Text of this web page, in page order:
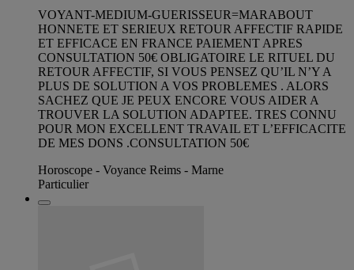
VOYANT-MEDIUM-GUERISSEUR=MARABOUT
HONNETE ET SERIEUX RETOUR AFFECTIF RAPIDE
ET EFFICACE EN FRANCE PAIEMENT APRES
CONSULTATION 50€ OBLIGATOIRE LE RITUEL DU
RETOUR AFFECTIF, SI VOUS PENSEZ QU’IL N’Y A
PLUS DE SOLUTION A VOS PROBLEMES . ALORS
SACHEZ QUE JE PEUX ENCORE VOUS AIDER A
TROUVER LA SOLUTION ADAPTEE. TRES CONNU
POUR MON EXCELLENT TRAVAIL ET L’EFFICACITE
DE MES DONS .CONSULTATION 50€
Horoscope - Voyance Reims - Marne
Particulier